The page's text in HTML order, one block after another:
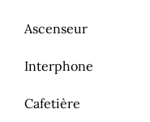
Ascenseur
Interphone
Cafetière